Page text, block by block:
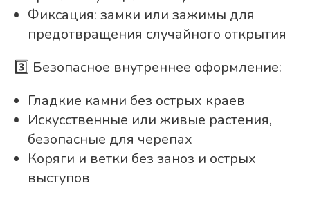
Фиксация: замки или зажимы для
предотвращения случайного открытия
3️⃣ Безопасное внутреннее оформление:
Гладкие камни без острых краев
Искусственные или живые растения,
безопасные для черепах
Коряги и ветки без заноз и острых
выступов